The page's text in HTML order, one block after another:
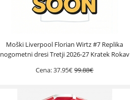
Moški Liverpool Florian Wirtz #7 Replika
nogometni dresi Tretji 2026-27 Kratek Rokav
Cena:37.95€99.88€